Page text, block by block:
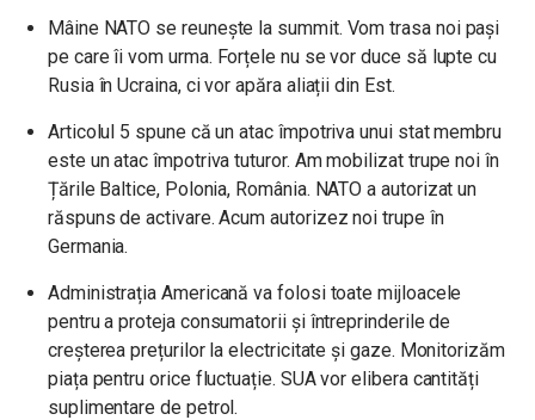
Mâine NATO se reunește la summit. Vom trasa noi pași
pe care îi vom urma. Forțele nu se vor duce să lupte cu
Rusia în Ucraina, ci vor apăra aliații din Est.
Articolul 5 spune că un atac împotriva unui stat membru
este un atac împotriva tuturor. Am mobilizat trupe noi în
Țările Baltice, Polonia, România. NATO a autorizat un
răspuns de activare. Acum autorizez noi trupe în
Germania.
Administrația Americană va folosi toate mijloacele
pentru a proteja consumatorii și întreprinderile de
creșterea prețurilor la electricitate și gaze. Monitorizăm
piața pentru orice fluctuație. SUA vor elibera cantități
suplimentare de petrol.